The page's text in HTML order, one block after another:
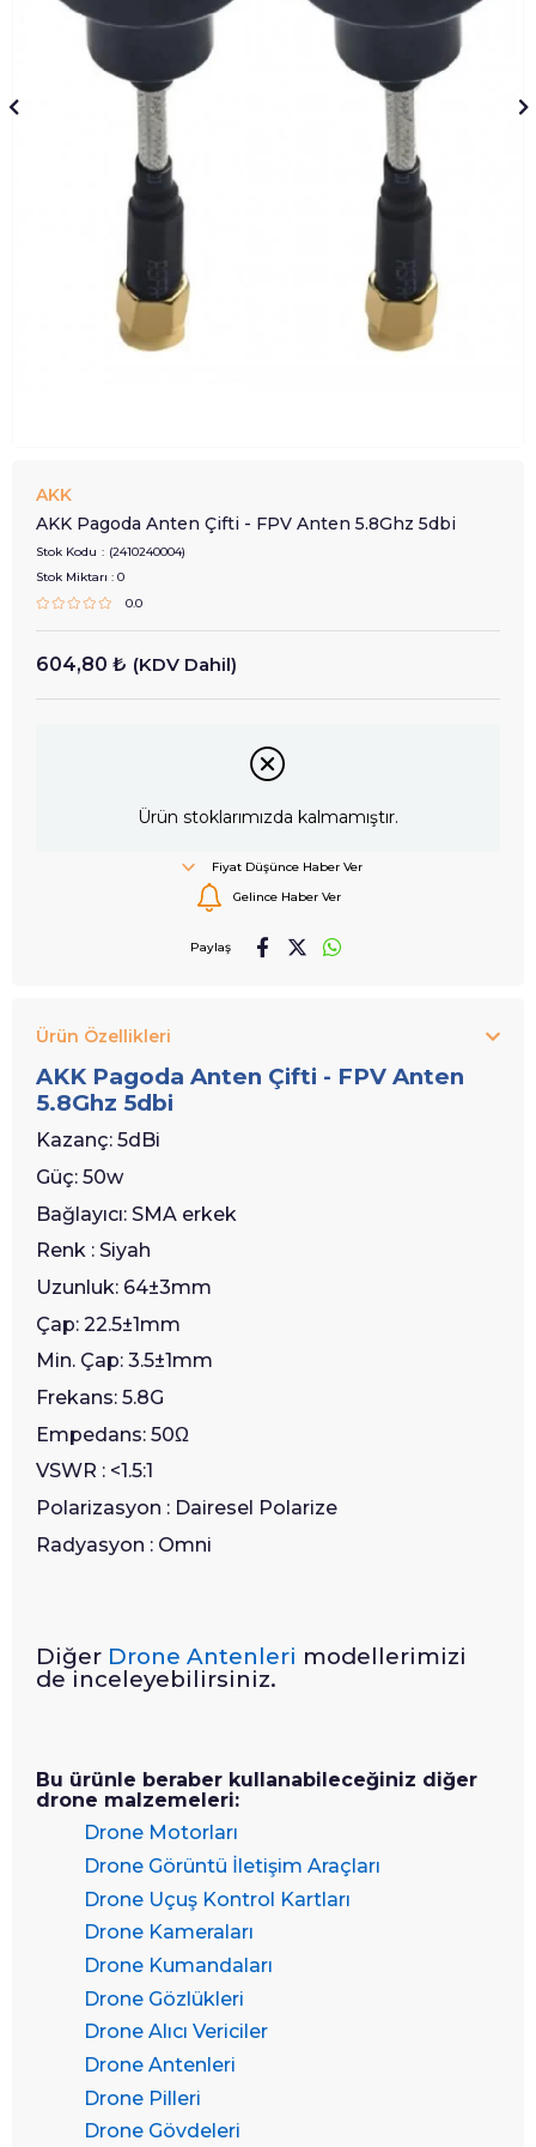
AKK
AKK Pagoda Anten Çifti - FPV Anten 5.8Ghz 5dbi
Stok Kodu
(2410240004)
Stok Miktarı : 0
0.0
604,80 ₺ (KDV Dahil)
Ürün stoklarımızda kalmamıştır.
Fiyat Düşünce Haber Ver
Gelince Haber Ver
Paylaş
Ürün Özellikleri
AKK Pagoda Anten Çifti - FPV Anten
5.8Ghz 5dbi
Kazanç: 5dBi
Güç: 50w
Bağlayıcı: SMA erkek
Renk : Siyah
Uzunluk: 64±3mm
Çap: 22.5±1mm
Min. Çap: 3.5±1mm
Frekans: 5.8G
Empedans: 50Ω
VSWR : <1.5:1
Polarizasyon : Dairesel Polarize
Radyasyon : Omni
Diğer Drone Antenleri modellerimizi
de inceleyebilirsiniz.
Bu ürünle beraber kullanabileceğiniz diğer
drone malzemeleri:
Drone Motorları
Drone Görüntü İletişim Araçları
Drone Uçuş Kontrol Kartları
Drone Kameraları
Drone Kumandaları
Drone Gözlükleri
Drone Alıcı Vericiler
Drone Antenleri
Drone Pilleri
Drone Gövdeleri